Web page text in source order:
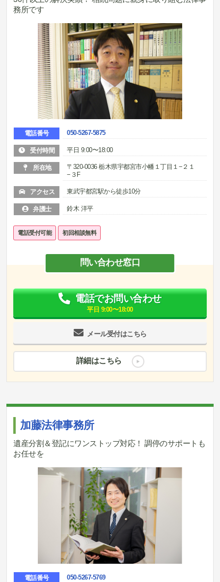
務所です
電話番号 050-5267-5875
受付時間 平日 9:00〜18:00
所在地
〒320-0036 栃木県宇都宮市小幡１丁目１−２１
−３F
アクセス 東武宇都宮駅から徒歩10分
弁護士 鈴木 洋平
電話受付可能 初回相談無料
問い合わせ窓口
メール受付はこちら
電話でお問い合わせ
平日 9:00〜18:00
詳細はこちら
加藤法律事務所
遺産分割＆登記にワンストップ対応！ 調停のサポートも
お任せを
電話番号 050-5267-5769